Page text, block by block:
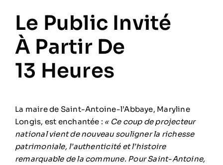
Le Public Invité
À Partir De
13 Heures
La maire de Saint-Antoine-l’Abbaye, Maryline
Longis, est enchantée : « Ce coup de projecteur
national vient de nouveau souligner la richesse
patrimoniale, l’authenticité et l’histoire
remarquable de la commune. Pour Saint-Antoine,